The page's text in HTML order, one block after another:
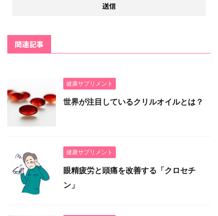
関連記事
健康サプリメント
世界が注目しているクリルオイルとは？
健康サプリメント
眼精疲労と頭痛を改善する「クロセチ
ン」